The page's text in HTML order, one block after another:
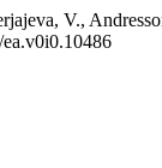
V.,